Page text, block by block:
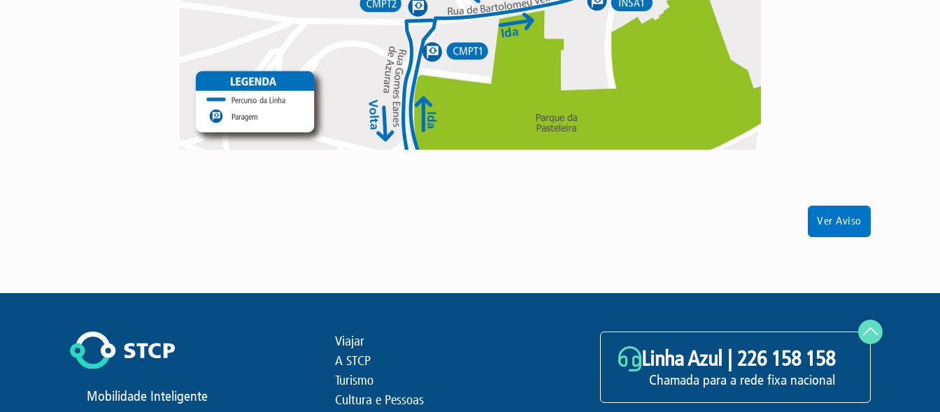
Ver Aviso
Mobilidade Inteligente
Viajar
A STCP
Turismo
Cultura e Pessoas
Linha Azul | 226 158 158
Chamada para a rede fixa nacional